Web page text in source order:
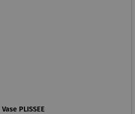
Vase PLISSEE